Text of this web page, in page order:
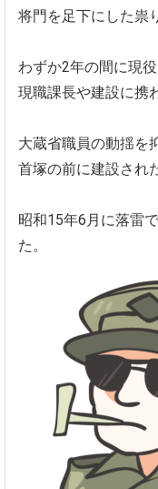
将門を足下にした祟
わずか2年の間に現
現職課長や建設に携
大蔵省職員の動揺を
首塚の前に建設され
昭和15年6月に落雷
た。